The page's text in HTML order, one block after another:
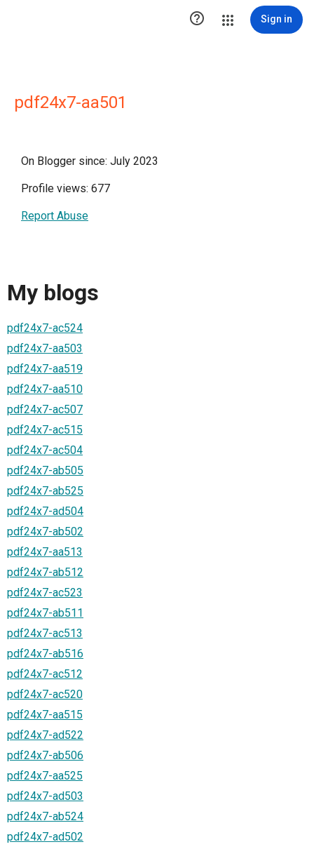
 Sign in
pdf24x7-aa501
On Blogger since: July 2023
Profile views: 677
Report Abuse
My blogs
pdf24x7-ac524
pdf24x7-aa503
pdf24x7-aa519
pdf24x7-aa510
pdf24x7-ac507
pdf24x7-ac515
pdf24x7-ac504
pdf24x7-ab505
pdf24x7-ab525
pdf24x7-ad504
pdf24x7-ab502
pdf24x7-aa513
pdf24x7-ab512
pdf24x7-ac523
pdf24x7-ab511
pdf24x7-ac513
pdf24x7-ab516
pdf24x7-ac512
pdf24x7-ac520
pdf24x7-aa515
pdf24x7-ad522
pdf24x7-ab506
pdf24x7-aa525
pdf24x7-ad503
pdf24x7-ab524
pdf24x7-ad502